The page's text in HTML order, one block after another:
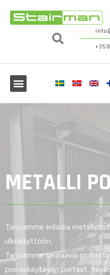
METALLI
Tarjoamme erilaisia
ulkokäyttöön.
Tarjoamme seuraavia
porraskäytävän portaat,